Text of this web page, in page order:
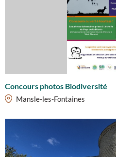
Concours photos Biodiversité
Mansle-les-Fontaines